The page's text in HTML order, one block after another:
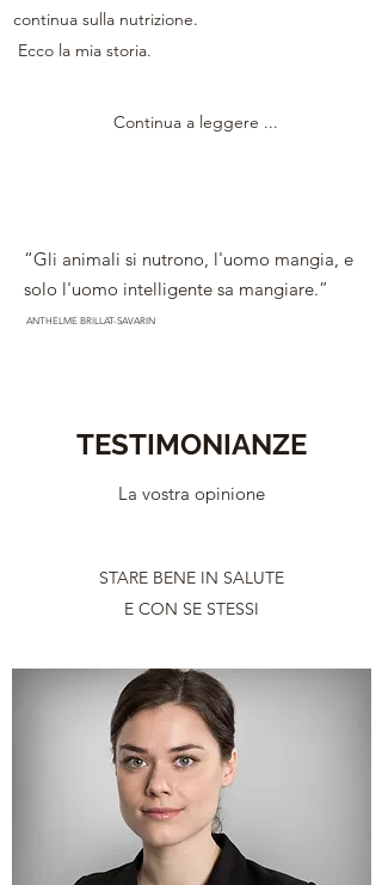
continua sulla nutrizione.
Ecco la mia storia.
Continua a leggere ...
“Gli animali si nutrono, l'uomo mangia, e
solo l'uomo intelligente sa mangiare.”
ANTHELME BRILLAT-SAVARIN
TESTIMONIANZE
La vostra opinione
STARE BENE IN SALUTE
E CON SE STESSI